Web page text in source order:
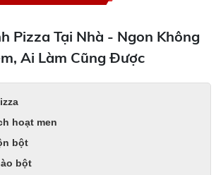
Pizza Tại Nhà - Ngon Không
Ai Làm Cũng Được
hoạt men
bột
bột